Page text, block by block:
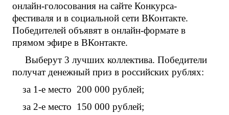
онлайн-голосования на сайте Конкурса-
фестиваля и в социальной сети ВКонтакте.
Победителей объявят в онлайн-формате в
прямом эфире в ВКонтакте.
Выберут 3 лучших коллектива. Победители
получат денежный приз в российских рублях:
за 1-е место 200 000 рублей;
за 2-е место 150 000 рублей;